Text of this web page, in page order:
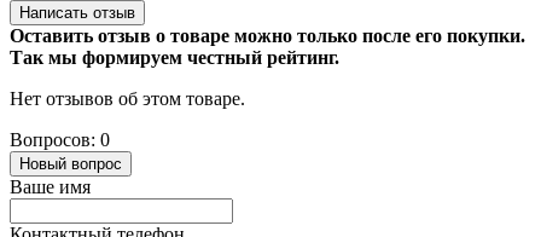
Написать отзыв
Оставить отзыв о товаре можно только после его покупки.
Так мы формируем честный рейтинг.
Нет отзывов об этом товаре.
Вопросов: 0
Новый вопрос
Ваше имя